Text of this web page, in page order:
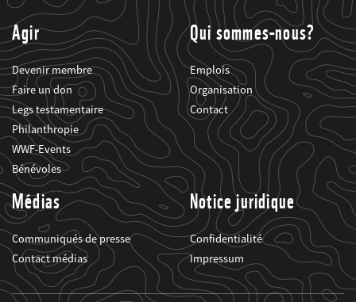
Agir
Devenir membre
Faire un don
Legs testamentaire
Philanthropie
WWF-Events
Bénévoles
Qui sommes-nous?
Emplois
Organisation
Contact
Médias
Communiqués de presse
Contact médias
Notice juridique
Confidentialité
Impressum